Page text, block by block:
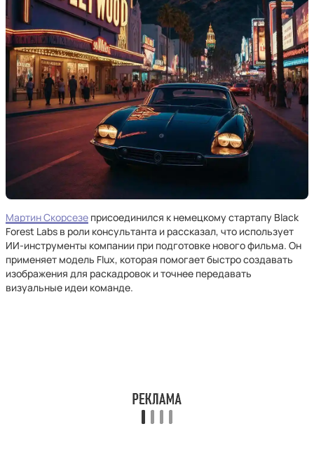
Мартин Скорсезе присоединился к немецкому стартапу Black
Forest Labs в роли консультанта и рассказал, что использует
ИИ-инструменты компании при подготовке нового фильма. Он
применяет модель Flux, которая помогает быстро создавать
изображения для раскадровок и точнее передавать
визуальные идеи команде.